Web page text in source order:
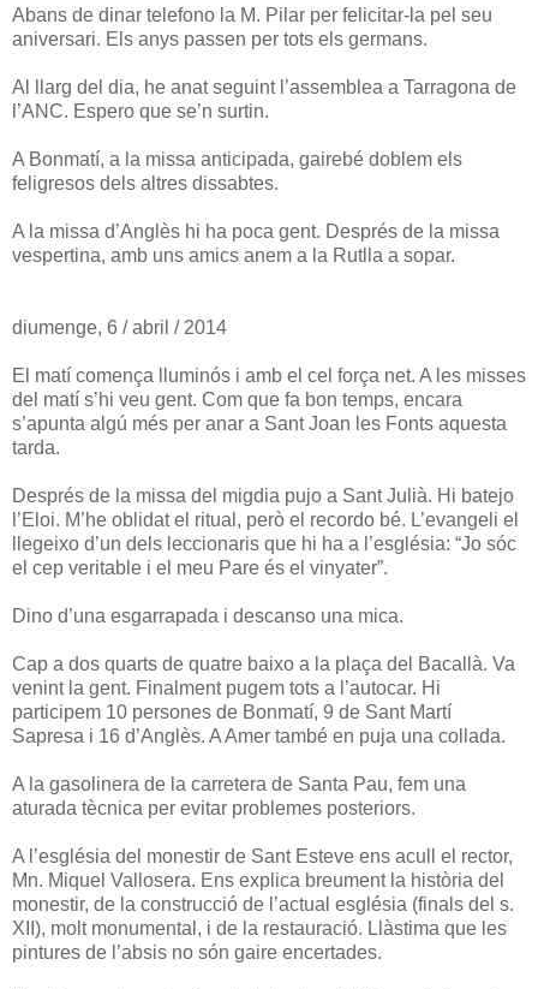
Abans de dinar telefono la M. Pilar per felicitar-la pel seu
aniversari. Els anys passen per tots els germans.
Al llarg del dia, he anat seguint l’assemblea a Tarragona de
l’ANC. Espero que se’n surtin.
A Bonmatí, a la missa anticipada, gairebé doblem els
feligresos dels altres dissabtes.
A la missa d’Anglès hi ha poca gent. Després de la missa
vespertina, amb uns amics anem a la Rutlla a sopar.
diumenge, 6 / abril / 2014
El matí comença lluminós i amb el cel força net. A les misses
del matí s’hi veu gent. Com que fa bon temps, encara
s’apunta algú més per anar a Sant Joan les Fonts aquesta
tarda.
Després de la missa del migdia pujo a Sant Julià. Hi batejo
l’Eloi. M’he oblidat el ritual, però el recordo bé. L’evangeli el
llegeixo d’un dels leccionaris que hi ha a l’església: “Jo sóc
el cep veritable i el meu Pare és el vinyater”.
Dino d’una esgarrapada i descanso una mica.
Cap a dos quarts de quatre baixo a la plaça del Bacallà. Va
venint la gent. Finalment pugem tots a l’autocar. Hi
participem 10 persones de Bonmatí, 9 de Sant Martí
Sapresa i 16 d’Anglès. A Amer també en puja una collada.
A la gasolinera de la carretera de Santa Pau, fem una
aturada tècnica per evitar problemes posteriors.
A l’església del monestir de Sant Esteve ens acull el rector,
Mn. Miquel Vallosera. Ens explica breument la història del
monestir, de la construcció de l’actual església (finals del s.
XII), molt monumental, i de la restauració. Llàstima que les
pintures de l’absis no són gaire encertades.